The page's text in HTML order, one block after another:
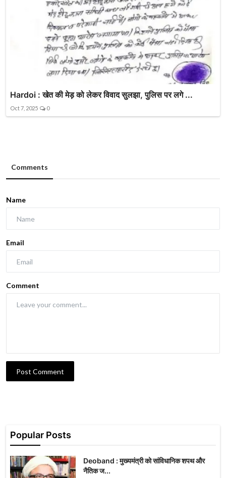
Hardoi : खेत की मेड़ को लेकर विवाद सुलझा, पुलिस पर लगे ...
Oct 7, 2025 0
Comments
Name
Email
Comment
Post Comment
Popular Posts
Deoband : मुख्यमंत्री को सांविधानिक शपथ और
नैतिक ज...